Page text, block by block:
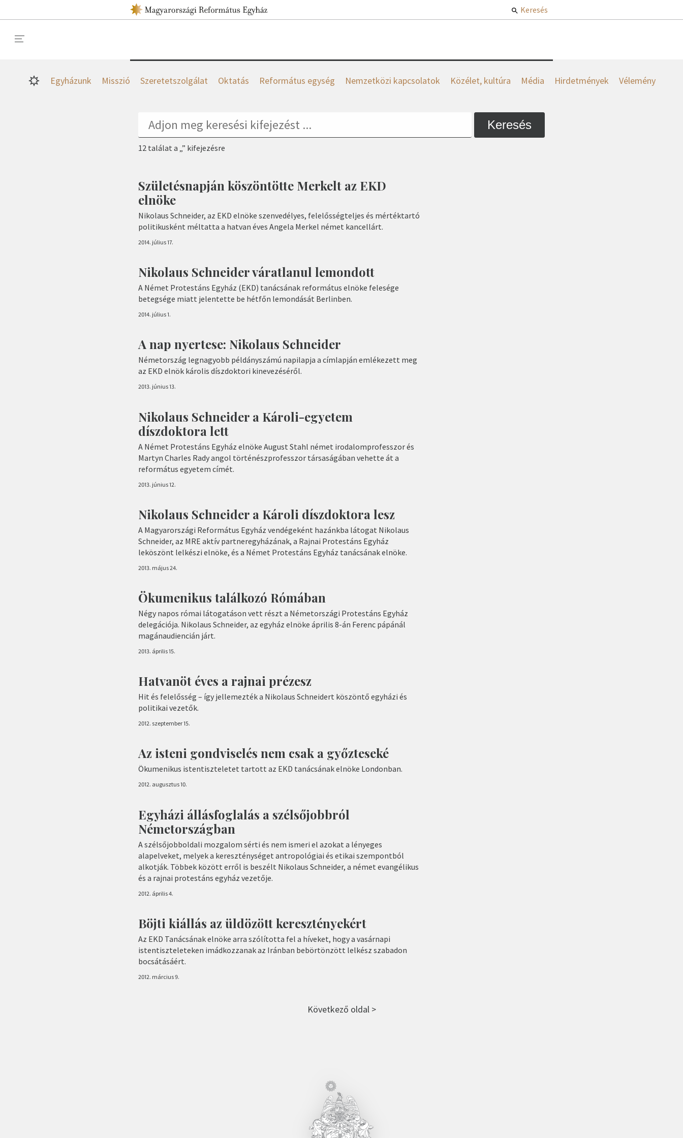
Keresés
Egyházunk Misszió Szeretetszolgálat Oktatás Református egység Nemzetközi kapcsolatok Közélet, kultúra Média Hirdetmények Vélemény
Keresés
12 találat a „” kifejezésre
Születésnapján köszöntötte Merkelt az EKD
elnöke
Nikolaus Schneider, az EKD elnöke szenvedélyes, felelősségteljes és mértéktartó
politikusként méltatta a hatvan éves Angela Merkel német kancellárt.
2014. július 17.
Nikolaus Schneider váratlanul lemondott
A Német Protestáns Egyház (EKD) tanácsának református elnöke felesége
betegsége miatt jelentette be hétfőn lemondását Berlinben.
2014. július 1.
A nap nyertese: Nikolaus Schneider
Németország legnagyobb példányszámú napilapja a címlapján emlékezett meg
az EKD elnök károlis díszdoktori kinevezéséről.
2013. június 13.
Nikolaus Schneider a Károli-egyetem
díszdoktora lett
A Német Protestáns Egyház elnöke August Stahl német irodalomprofesszor és
Martyn Charles Rady angol történészprofesszor társaságában vehette át a
református egyetem címét.
2013. június 12.
Nikolaus Schneider a Károli díszdoktora lesz
A Magyarországi Református Egyház vendégeként hazánkba látogat Nikolaus
Schneider, az MRE aktív partneregyházának, a Rajnai Protestáns Egyház
leköszönt lelkészi elnöke, és a Német Protestáns Egyház tanácsának elnöke.
2013. május 24.
Ökumenikus találkozó Rómában
Négy napos római látogatáson vett részt a Németországi Protestáns Egyház
delegációja. Nikolaus Schneider, az egyház elnöke április 8-án Ferenc pápánál
magánaudiencián járt.
2013. április 15.
Hatvanöt éves a rajnai prézesz
Hit és felelősség – így jellemezték a Nikolaus Schneidert köszöntő egyházi és
politikai vezetők.
2012. szeptember 15.
Az isteni gondviselés nem csak a győzteseké
Ökumenikus istentiszteletet tartott az EKD tanácsának elnöke Londonban.
2012. augusztus 10.
Egyházi állásfoglalás a szélsőjobbról
Németországban
A szélsőjobboldali mozgalom sérti és nem ismeri el azokat a lényeges
alapelveket, melyek a kereszténységet antropológiai és etikai szempontból
alkotják. Többek között erről is beszélt Nikolaus Schneider, a német evangélikus
és a rajnai protestáns egyház vezetője.
2012. április 4.
Böjti kiállás az üldözött keresztényekért
Az EKD Tanácsának elnöke arra szólította fel a híveket, hogy a vasárnapi
istentiszteleteken imádkozzanak az Iránban bebörtönzött lelkész szabadon
bocsátásáért.
2012. március 9.
Következő oldal >